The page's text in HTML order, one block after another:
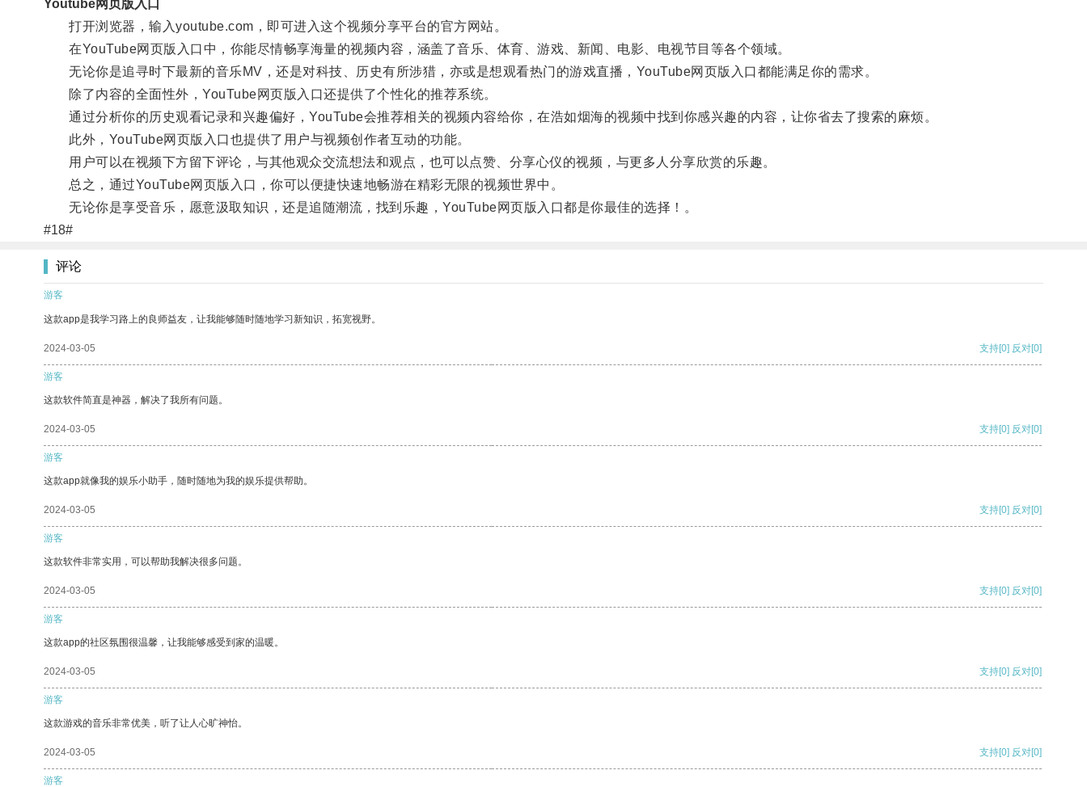
Youtube网页版入口
打开浏览器，输入youtube.com，即可进入这个视频分享平台的官方网站。
在YouTube网页版入口中，你能尽情畅享海量的视频内容，涵盖了音乐、体育、游戏、新闻、电影、电视节目等各个领域。
无论你是追寻时下最新的音乐MV，还是对科技、历史有所涉猎，亦或是想观看热门的游戏直播，YouTube网页版入口都能满足你的需求。
除了内容的全面性外，YouTube网页版入口还提供了个性化的推荐系统。
通过分析你的历史观看记录和兴趣偏好，YouTube会推荐相关的视频内容给你，在浩如烟海的视频中找到你感兴趣的内容，让你省去了搜索的麻烦。
此外，YouTube网页版入口也提供了用户与视频创作者互动的功能。
用户可以在视频下方留下评论，与其他观众交流想法和观点，也可以点赞、分享心仪的视频，与更多人分享欣赏的乐趣。
总之，通过YouTube网页版入口，你可以便捷快速地畅游在精彩无限的视频世界中。
无论你是享受音乐，愿意汲取知识，还是追随潮流，找到乐趣，YouTube网页版入口都是你最佳的选择！。
#18#
评论
游客
这款app是我学习路上的良师益友，让我能够随时随地学习新知识，拓宽视野。
2024-03-05 支持[0] 反对[0]
游客
这款软件简直是神器，解决了我所有问题。
2024-03-05 支持[0] 反对[0]
游客
这款app就像我的娱乐小助手，随时随地为我的娱乐提供帮助。
2024-03-05 支持[0] 反对[0]
游客
这款软件非常实用，可以帮助我解决很多问题。
2024-03-05 支持[0] 反对[0]
游客
这款app的社区氛围很温馨，让我能够感受到家的温暖。
2024-03-05 支持[0] 反对[0]
游客
这款游戏的音乐非常优美，听了让人心旷神怡。
2024-03-05 支持[0] 反对[0]
游客